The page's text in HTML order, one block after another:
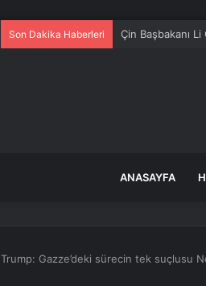
Son Dakika Haberleri Çin Başbakanı Li
ANASAYFA
Trump: Gazze’deki sürecin tek suçlusu